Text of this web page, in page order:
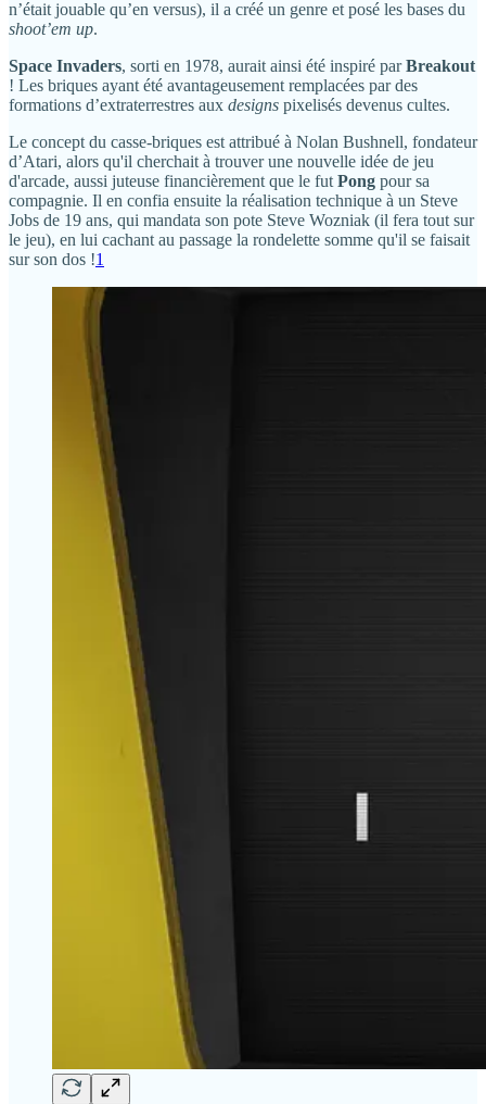
n’était jouable qu’en versus), il a créé un genre et posé les bases du
shoot’em up.
Space Invaders, sorti en 1978, aurait ainsi été inspiré parBreakout
! Les briques ayant été avantageusement remplacées par des
formations d’extraterrestres aux designs pixelisés devenus cultes.
Le concept du casse-briques est attribué à Nolan Bushnell, fondateur
d’Atari, alors qu'il cherchait à trouver une nouvelle idée de jeu
d'arcade, aussi juteuse financièrement que le fut Pong pour sa
compagnie. Il en confia ensuite la réalisation technique à un Steve
Jobs de 19 ans, qui mandata son pote Steve Wozniak (il fera tout sur
le jeu), en lui cachant au passage la rondelette somme qu'il se faisait
sur son dos !1